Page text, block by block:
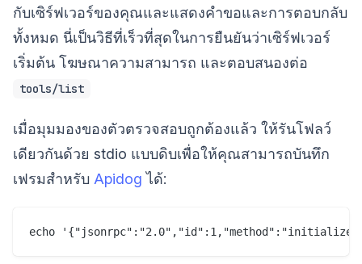
กับเซิร์ฟเวอร์ของคุณและแสดงคำขอและการตอบกลับ
ทั้งหมด นี่เป็นวิธีที่เร็วที่สุดในการยืนยันว่าเซิร์ฟเวอร์
เริ่มต้น โฆษณาความสามารถ และตอบสนองต่อ
tools/list
เมื่อมุมมองของตัวตรวจสอบถูกต้องแล้ว ให้รันโฟลว์
เดียวกันด้วย stdio แบบดิบเพื่อให้คุณสามารถบันทึก
เฟรมสำหรับ Apidog ได้: